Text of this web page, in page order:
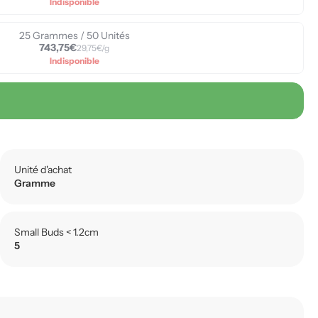
25 Grammes / 50 Unités
743,75€29,75€/g
Indisponible
Unité d'achat
Gramme
Small Buds < 1.2cm
5